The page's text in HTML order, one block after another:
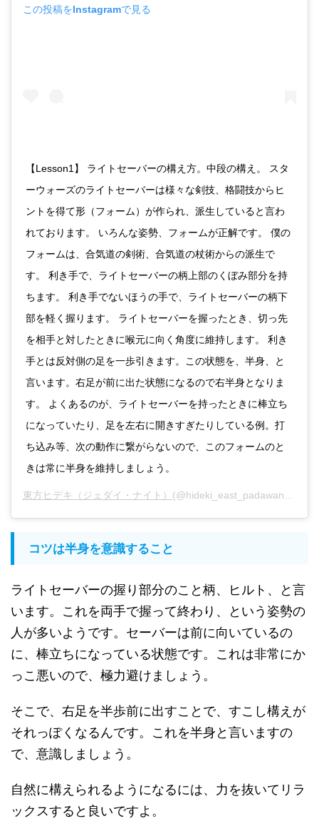
この投稿をInstagramで見る
【Lesson1】 ライトセーバーの構え方。中段の構え。 スタ
ーウォーズのライトセーバーは様々な剣技、格闘技からヒ
ントを得て形（フォーム）が作られ、派生していると言わ
れております。 いろんな姿勢、フォームが正解です。 僕の
フォームは、合気道の剣術、合気道の杖術からの派生で
す。 利き手で、ライトセーバーの柄上部のくぼみ部分を持
ちます。 利き手でないほうの手で、ライトセーバーの柄下
部を軽く握ります。 ライトセーバーを握ったとき、切っ先
を相手と対したときに喉元に向く角度に維持します。 利き
手とは反対側の足を一歩引きます。この状態を、半身、と
言います。右足が前に出た状態になるので右半身となりま
す。 よくあるのが、ライトセーバーを持ったときに棒立ち
になっていたり、足を左右に開きすぎたりしている例。打
ち込み等、次の動作に繋がらないので、このフォームのと
きは常に半身を維持しましょう。
東方ヒデキ（ジェダイ・ナイト） (@hideki_east_padawan)がシェアした投稿 -
コツは半身を意識すること
ライトセーバーの握り部分のこと柄、ヒルト、と言
います。これを両手で握って終わり、という姿勢の
人が多いようです。セーバーは前に向いているの
に、棒立ちになっている状態です。これは非常にか
っこ悪いので、極力避けましょう。
そこで、右足を半歩前に出すことで、すこし構えが
それっぽくなるんです。これを半身と言いますの
で、意識しましょう。
自然に構えられるようになるには、力を抜いてリラ
ックスすると良いですよ。